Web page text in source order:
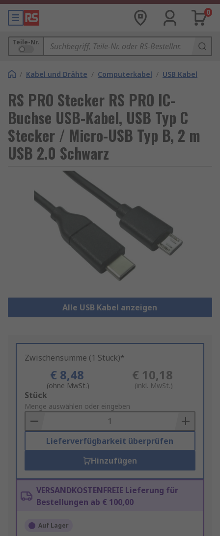
0
Teile-Nr.
/ Kabel und Drähte / Computerkabel / USB Kabel
RS PRO Stecker RS PRO IC-
Buchse USB-Kabel, USB Typ C
Stecker / Micro-USB Typ B, 2 m
USB 2.0 Schwarz
Alle USB Kabel anzeigen
Zwischensumme (1 Stück)*
€ 8,48
(ohne MwSt.)
€ 10,18
(inkl. MwSt.)
Add
to
Basket
Stück
Menge auswählen oder eingeben
Lieferverfügbarkeit überprüfen
Hinzufügen
VERSANDKOSTENFREIE Lieferung für
Bestellungen ab € 100,00
Auf Lager